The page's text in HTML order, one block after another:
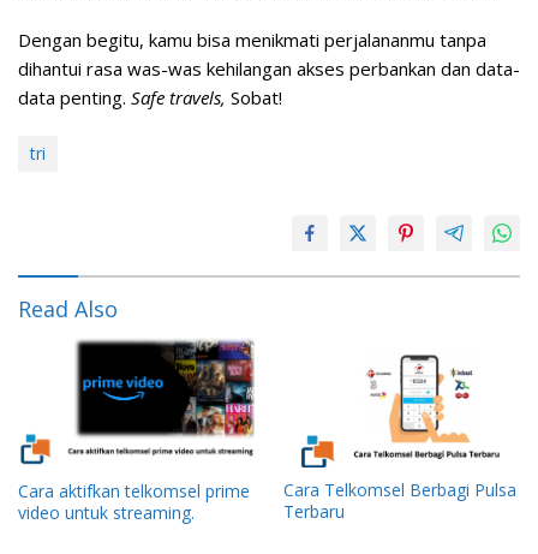
Dengan begitu, kamu bisa menikmati perjalananmu tanpa
dihantui rasa was-was kehilangan akses perbankan dan data-
data penting. Safe travels, Sobat!
tri
Read Also
Cara aktifkan telkomsel prime
video untuk streaming.
Cara Telkomsel Berbagi Pulsa
Terbaru